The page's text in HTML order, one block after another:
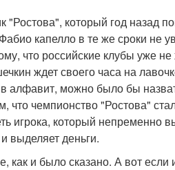
который год назад
капелло в те же сроки не
что российские клубы уже не
ждет своего часа на
алфавит, можно было бы
что чемпионство "Ростова"
игрока, который непременно
выделяет деньги.
как и было сказано. А вот если